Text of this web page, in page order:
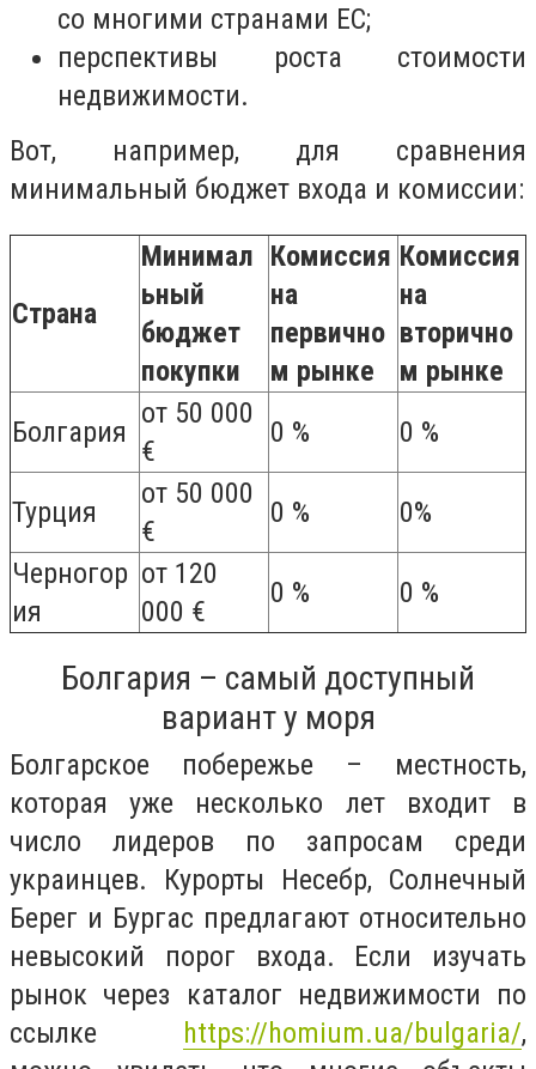
со многими странами ЕС;
перспективы роста стоимости
недвижимости.
Вот, например, для сравнения
минимальный бюджет входа и комиссии:
Страна
Минимал
ьный
бюджет
покупки
Комиссия
на
первично
м рынке
Комиссия
на
вторично
м рынке
Болгария
от 50 000
€
0 % 0 %
Турция
от 50 000
€
0 %
0%
Черногор
ия
от 120
000 €
0 % 0 %
Болгария – самый доступный
вариант у моря
Болгарское побережье – местность,
которая уже несколько лет входит в
число лидеров по запросам среди
украинцев. Курорты Несебр, Солнечный
Берег и Бургас предлагают относительно
невысокий порог входа. Если изучать
рынок через каталог недвижимости по
ссылке
https://homium.ua/bulgaria/,